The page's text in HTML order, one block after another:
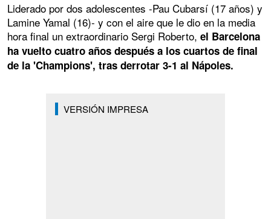
Liderado por dos adolescentes -Pau Cubarsí (17 años) y
Lamine Yamal (16)- y con el aire que le dio en la media
hora final un extraordinario Sergi Roberto, el Barcelona
ha vuelto cuatro años después a los cuartos de final
de la 'Champions', tras derrotar 3-1 al Nápoles.
VERSIÓN IMPRESA